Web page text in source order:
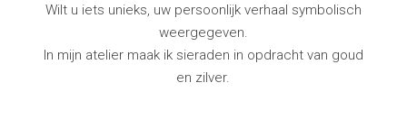
Wilt u iets unieks, uw persoonlijk verhaal symbolisch
weergegeven.
In mijn atelier maak ik sieraden in opdracht van goud
en zilver.